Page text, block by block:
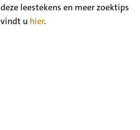
deze leestekens en meer zoektips
vindt u hier.